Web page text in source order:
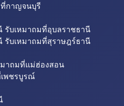
กาญจนบุรี
รับเหมาถมที่อุบลราชธานี
รับเหมาถมที่สุราษฎร์ธานี
าถมที่แม่ฮ่องสอน
พชรบูรณ์